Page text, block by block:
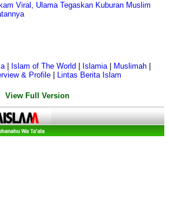
Viral, Ulama Tegaskan Kuburan Muslim
| Islam of The World Islamia| Muslimah|
& Profile Lintas Berita Islam
View Full Version